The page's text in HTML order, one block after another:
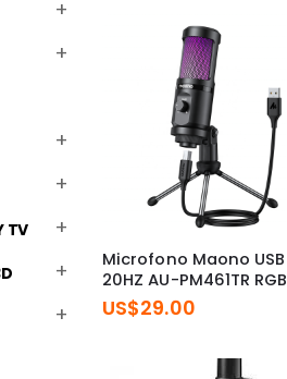
Microfono Maono USB
20HZ AU-PM461TR RGB
US$29.00
TV